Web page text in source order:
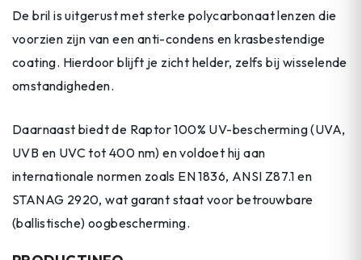
De bril is uitgerust met sterke polycarbonaat lenzen die
voorzien zijn van een anti-condens en krasbestendige
coating. Hierdoor blijft je zicht helder, zelfs bij wisselende
omstandigheden.
Daarnaast biedt de Raptor 100% UV-bescherming (UVA,
UVB en UVC tot 400 nm) en voldoet hij aan
internationale normen zoals EN 1836, ANSI Z87.1 en
STANAG 2920, wat garant staat voor betrouwbare
(ballistische) oogbescherming.